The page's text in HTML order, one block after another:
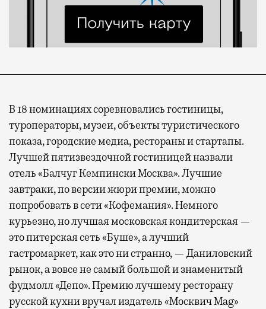
В 18 номинациях соревновались гостиницы,
туроператоры, музеи, объекты туристического
показа, городские медиа, рестораны и стартапы.
Лучшей пятизвездочной гостиницей назвали
отель «Балчуг Кемпински Москва». Лучшие
завтраки, по версии жюри премии, можно
попробовать в сети «Кофемания». Немного
курьезно, но лучшая московская кондитерская —
это питерская сеть «Буше», а лучший
гастромаркет, как это ни странно, — Даниловский
рынок, а вовсе не самый большой и знаменитый
фудмолл «Депо». Премию лучшему ресторану
русской кухни вручал издатель «Москвич Mag»